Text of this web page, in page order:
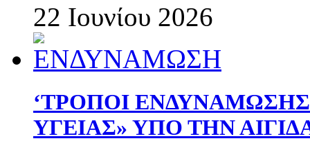
22 Ιουνίου 2026
‘ΤΡΟΠΟΙ
ΥΓΕΙΑΣ» ΥΠΟ ΤΗΝ